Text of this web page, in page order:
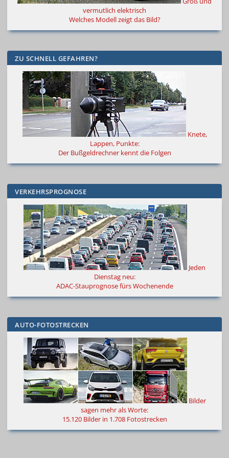
vermutlich elektrisch
Welches Modell zeigt das Bild?
ZU SCHNELL GEFAHREN?
Knete,
Lappen, Punkte:
Der Bußgeldrechner kennt die Folgen
VERKEHRSPROGNOSE
Jeden
Dienstag neu:
ADAC-Stauprognose fürs Wochenende
AUTO-FOTOSTRECKEN
Bilder
sagen mehr als Worte:
15.120 Bilder in 1.708 Fotostrecken